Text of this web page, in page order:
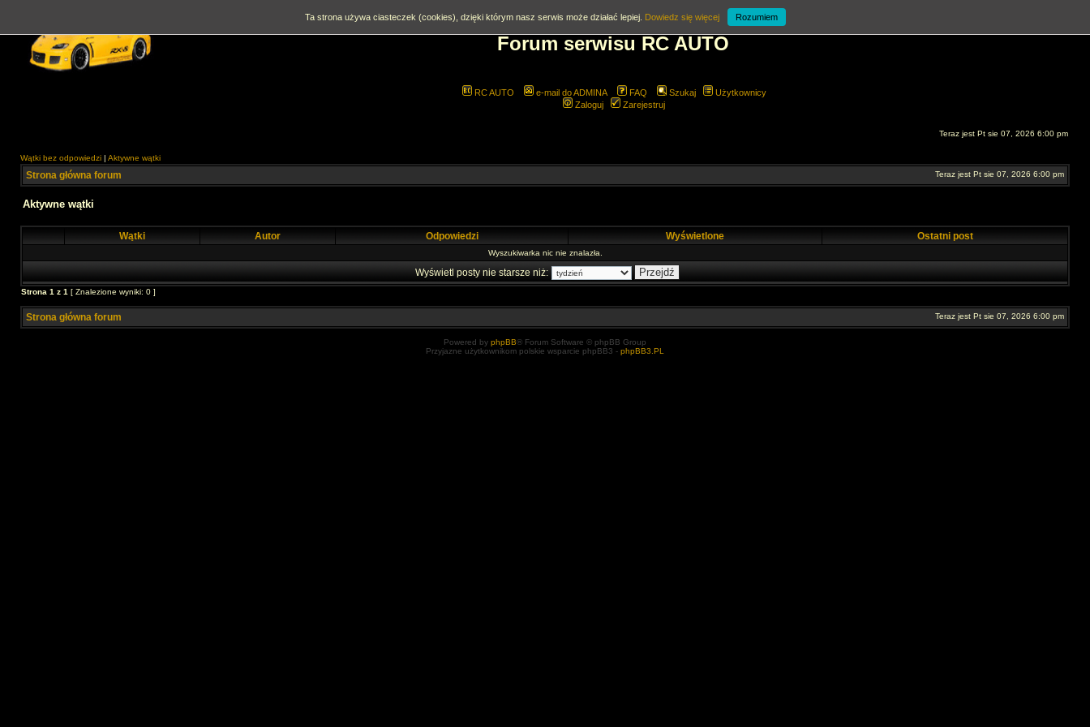
Forum serwisu RC AUTO
RC AUTO e-mail do ADMINA FAQ Szukaj
Użytkownicy
Zaloguj
Zarejestruj
Teraz jest Pt sie 07, 2026 6:00 pm
Wątki bez odpowiedzi | Aktywne wątki
Strona główna forum Teraz jest Pt sie 07, 2026 6:00 pm
Aktywne wątki
Wątki Autor Odpowiedzi Wyświetlone Ostatni post
Wyszukiwarka nic nie znalazła.
Wyświetl posty nie starsze niż:
Strona 1 z 1 [ Znalezione wyniki: 0 ]
Strona główna forum Teraz jest Pt sie 07, 2026 6:00 pm
Powered by phpBB® Forum Software © phpBB Group
Przyjazne użytkownikom polskie wsparcie phpBB3 - phpBB3.PL
Ta strona używa ciasteczek (cookies), dzięki którym nasz serwis może działać lepiej. Dowiedz się więcej Rozumiem